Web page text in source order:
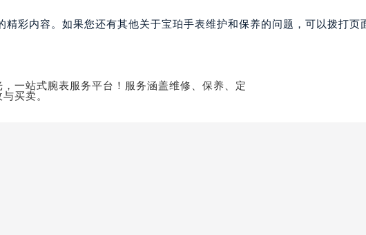
精彩内容。如果您还有其他关于宝珀手表维护和保养的问题，可以拨打页